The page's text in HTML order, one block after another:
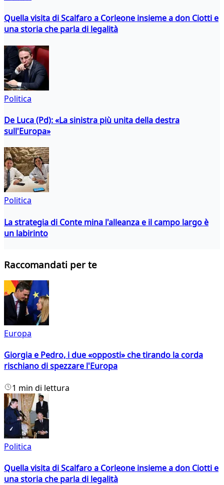
Quella visita di Scalfaro a Corleone insieme a don Ciotti e
una storia che parla di legalità
Politica
De Luca (Pd): «La sinistra più unita della destra
sull'Europa»
Politica
La strategia di Conte mina l'alleanza e il campo largo è
un labirinto
Raccomandati per te
Europa
Giorgia e Pedro, i due «opposti» che tirando la corda
rischiano di spezzare l'Europa
1 min di lettura
Politica
Quella visita di Scalfaro a Corleone insieme a don Ciotti e
una storia che parla di legalità